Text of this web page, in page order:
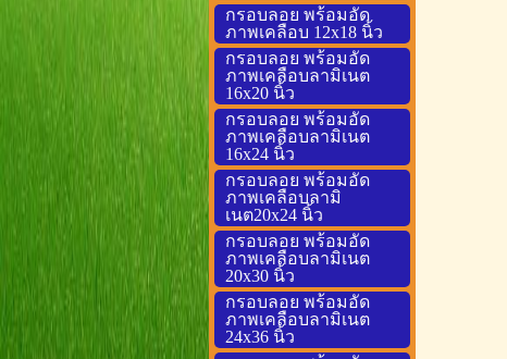
กรอบลอย พร้อมอัด
ภาพเคลือบ 12x18 นิ้ว
กรอบลอย พร้อมอัด
ภาพเคลือบลามิเนต
16x20 นิ้ว
กรอบลอย พร้อมอัด
ภาพเคลือบลามิเนต
16x24 นิ้ว
กรอบลอย พร้อมอัด
ภาพเคลือบลามิ
เนต20x24 นิ้ว
กรอบลอย พร้อมอัด
ภาพเคลือบลามิเนต
20x30 นิ้ว
กรอบลอย พร้อมอัด
ภาพเคลือบลามิเนต
24x36 นิ้ว